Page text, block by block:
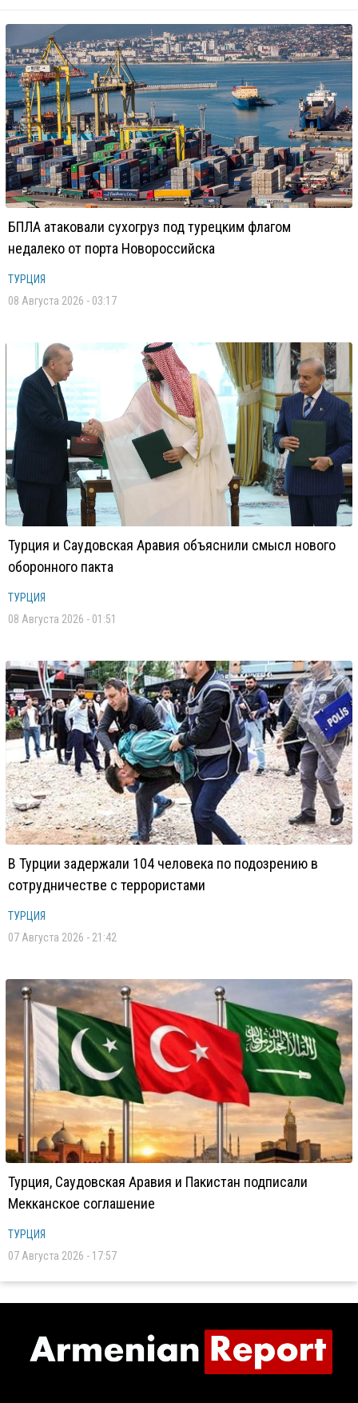
БПЛА атаковали сухогруз под турецким флагом
недалеко от порта Новороссийска
ТУРЦИЯ
08 Августа 2026 - 03:17
Турция и Саудовская Аравия объяснили смысл нового
оборонного пакта
ТУРЦИЯ
08 Августа 2026 - 01:51
В Турции задержали 104 человека по подозрению в
сотрудничестве с террористами
ТУРЦИЯ
07 Августа 2026 - 21:42
Турция, Саудовская Аравия и Пакистан подписали
Мекканское соглашение
ТУРЦИЯ
07 Августа 2026 - 17:57